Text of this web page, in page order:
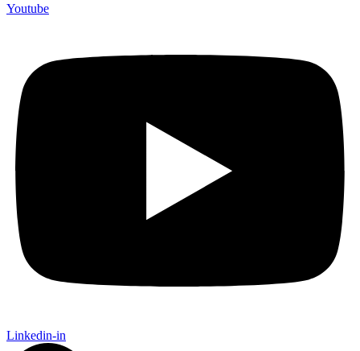
Youtube
Linkedin-in